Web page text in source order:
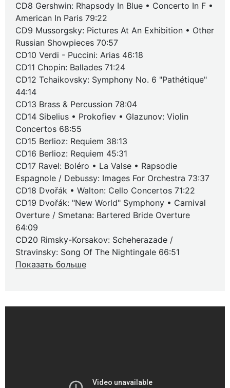
CD8 Gershwin: Rhapsody In Blue • Concerto In F •
American In Paris 79:22
CD9 Mussorgsky: Pictures At An Exhibition • Other
Russian Showpieces 70:57
CD10 Verdi - Puccini: Arias 46:18
CD11 Chopin: Ballades 71:24
CD12 Tchaikovsky: Symphony No. 6 "Pathétique"
44:14
CD13 Brass & Percussion 78:04
CD14 Sibelius • Prokofiev • Glazunov: Violin
Concertos 68:55
CD15 Berlioz: Requiem 38:13
CD16 Berlioz: Requiem 45:31
CD17 Ravel: Boléro • La Valse • Rapsodie
Espagnole / Debussy: Images For Orchestra 73:37
CD18 Dvořák • Walton: Cello Concertos 71:22
CD19 Dvořák: "New World" Symphony • Carnival
Overture / Smetana: Bartered Bride Overture
64:09
CD20 Rimsky-Korsakov: Scheherazade /
Stravinsky: Song Of The Nightingale 66:51
Показать больше